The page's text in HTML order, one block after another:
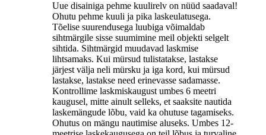
Uue disainiga pehme kuulirelv on nüüd saadaval!
Ohutu pehme kuuli ja pika laskeulatusega.
Tõelise suurendusega luubiga võimaldab
sihtmärgile sisse suumimine meil objekti selgelt
sihtida. Sihtmärgid muudavad laskmise
lihtsamaks. Kui mürsud tulistatakse, lastakse
järjest välja neli mürsku ja iga kord, kui mürsud
lastakse, lastakse need erinevasse sadamasse.
Kontrollime laskmiskaugust umbes 6 meetri
kaugusel, mitte ainult selleks, et saaksite nautida
laskemängude lõbu, vaid ka ohutuse tagamiseks.
Ohutus on mängu nautimise aluseks. Umbes 12-